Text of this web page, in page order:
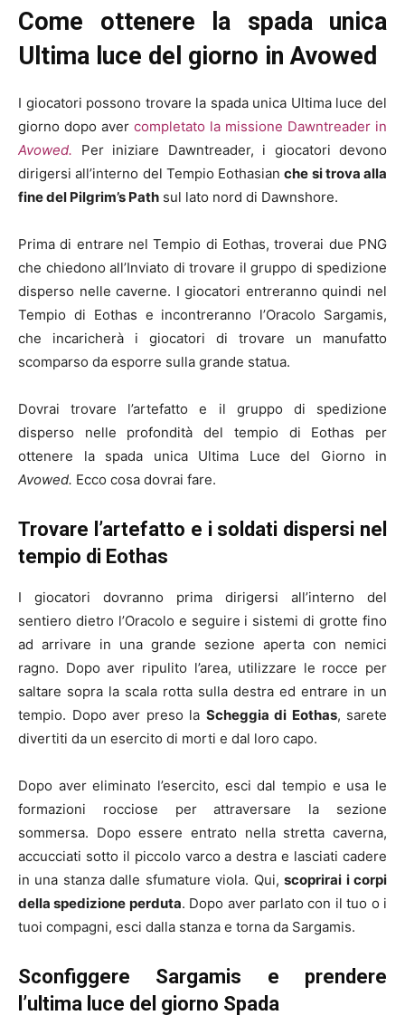
Come ottenere la spada unica
Ultima luce del giorno in Avowed
I giocatori possono trovare la spada unica Ultima luce del
giorno dopo aver completato la missione Dawntreader in
Avowed. Per iniziare Dawntreader, i giocatori devono
dirigersi all’interno del Tempio Eothasianche si trova alla
fine del Pilgrim’s Path sul lato nord di Dawnshore.
Prima di entrare nel Tempio di Eothas, troverai due PNG
che chiedono all’Inviato di trovare il gruppo di spedizione
disperso nelle caverne. I giocatori entreranno quindi nel
Tempio di Eothas e incontreranno l’Oracolo Sargamis,
che incaricherà i giocatori di trovare un manufatto
scomparso da esporre sulla grande statua.
Dovrai trovare l’artefatto e il gruppo di spedizione
disperso nelle profondità del tempio di Eothas per
ottenere la spada unica Ultima Luce del Giorno in
Avowed. Ecco cosa dovrai fare.
Trovare l’artefatto e i soldati dispersi nel
tempio di Eothas
I giocatori dovranno prima dirigersi all’interno del
sentiero dietro l’Oracolo e seguire i sistemi di grotte fino
ad arrivare in una grande sezione aperta con nemici
ragno. Dopo aver ripulito l’area, utilizzare le rocce per
saltare sopra la scala rotta sulla destra ed entrare in un
tempio. Dopo aver preso la Scheggia di Eothas, sarete
divertiti da un esercito di morti e dal loro capo.
Dopo aver eliminato l’esercito, esci dal tempio e usa le
formazioni rocciose per attraversare la sezione
sommersa. Dopo essere entrato nella stretta caverna,
accucciati sotto il piccolo varco a destra e lasciati cadere
in una stanza dalle sfumature viola. Qui,scoprirai i corpi
della spedizione perduta. Dopo aver parlato con il tuo o i
tuoi compagni, esci dalla stanza e torna da Sargamis.
Sconfiggere Sargamis e prendere
l’ultima luce del giorno Spada